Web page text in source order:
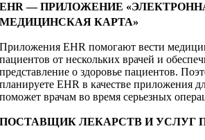
EHR — ПРИЛОЖЕНИЕ
МЕДИЦИНСКАЯ КАРТА»
Приложения EHR помогают вести
пациентов от нескольких врачей и
представление о здоровье пациентов.
планируете EHR в качестве приложения
поможет врачам во время серьезных
ПОСТАВЩИК ЛЕКАРСТВ И УСЛУГ